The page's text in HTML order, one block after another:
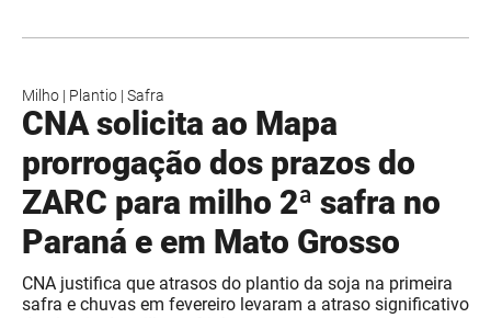
Milho | Plantio | Safra
CNA solicita ao Mapa
prorrogação dos prazos do
ZARC para milho 2ª safra no
Paraná e em Mato Grosso
CNA justifica que atrasos do plantio da soja na primeira
safra e chuvas em fevereiro levaram a atraso significativo